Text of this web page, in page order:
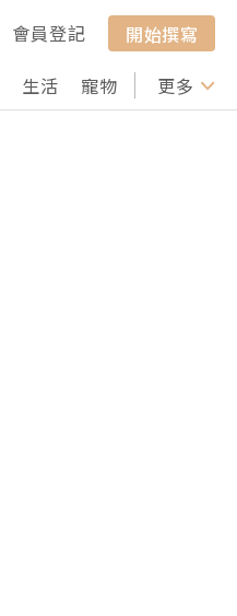
會員登記
開始撰寫
生活 寵物 行山 打卡
更多